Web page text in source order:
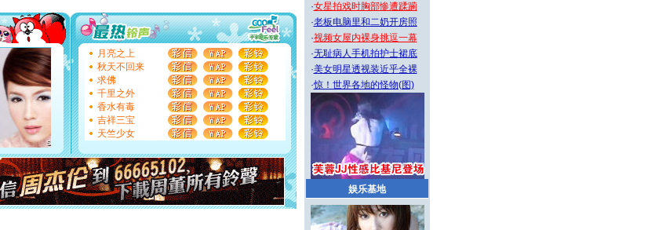
你太多，只有给你五千万：千万快乐！千万要健康！千万
要平安！千万要知足！千万不要忘记我！
[圣诞节]不只这样的日子才会想起你,而是这样的日子才
能正大光明地骚扰你,告诉你,圣诞要快乐!新年要快乐!天天
都要快乐噢!
[圣诞节]
奉上一颗祝福的心,在这个特别的日子里,愿幸福,
如意,快乐,鲜花,一切美好的祝愿与你同在.圣诞快乐!
[元旦]
看到你我会触电；看不到你我要充电；没有你我会
断电。爱你是我职业，想你是我事业，抱你是我特长，吻
你是我专业！水晶之恋祝你新年快乐
[元旦]如果上天让我许三个愿望，一是今生今世和你在一
起；二是再生再世和你在一起；三是三生三世和你不再分
离。水晶之恋祝你新年快乐
[元旦]当我狠下心扭头离去那一刻，你在我身后无助地哭
泣，这痛楚让我明白我多么爱你。我转身抱住你：这猪不
月亮之上
秋天不回来
求佛
千里之外
香水有毒
吉祥三宝
天竺少女
·女星拍戏时胸部惨遭蹂躏
·老板电脑里和二奶开房照
·视频女屋内裸身挑逗一幕
·无耻病人手机拍护士裙底
·美女明星透视装近乎全裸
·惊！世界各地的怪物(图)
娱乐基地